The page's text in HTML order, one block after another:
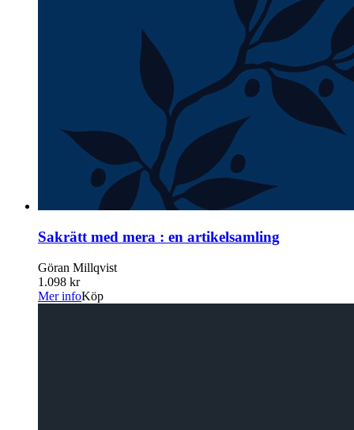
Sakrätt med mera : en artikelsamling
Göran Millqvist
1.098 kr
Mer infoKöp